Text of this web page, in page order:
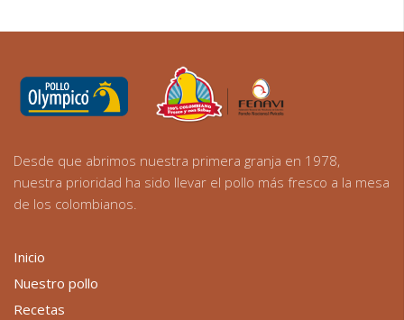
Desde que abrimos nuestra primera granja en 1978,
nuestra prioridad ha sido llevar el pollo más fresco a la mesa
de los colombianos.
Inicio
Nuestro pollo
Recetas